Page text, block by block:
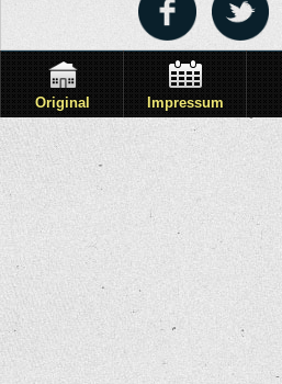
Original Impressum